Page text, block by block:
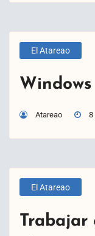
El Atareao
Atareao 8
El Atareao
Trabajar